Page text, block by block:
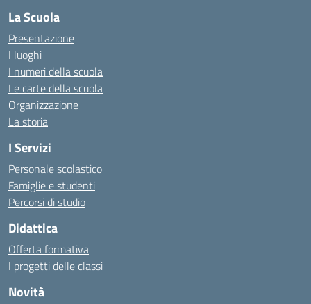
La Scuola
Presentazione
I luoghi
I numeri della scuola
Le carte della scuola
Organizzazione
La storia
I Servizi
Personale scolastico
Famiglie e studenti
Percorsi di studio
Didattica
Offerta formativa
I progetti delle classi
Novità